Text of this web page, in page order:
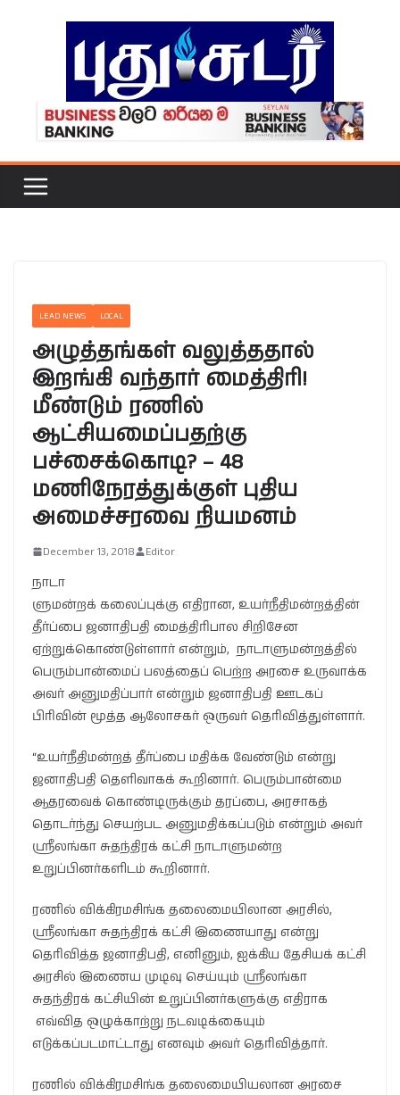
LEAD NEWS LOCAL
அழுத்தங்கள் வலுத்ததால்
இறங்கி வந்தார் மைத்திரி!
மீண்டும் ரணில்
ஆட்சியமைப்பதற்கு
பச்சைக்கொடி? – 48
மணிநேரத்துக்குள் புதிய
அமைச்சரவை நியமனம்
December 13, 2018 Editor
நாடா
ளுமன்றக் கலைப்புக்கு எதிரான, உயர்நீதிமன்றத்தின்
தீர்ப்பை ஜனாதிபதி மைத்திரிபால சிறிசேன
ஏற்றுக்கொண்டுள்ளார் என்றும், நாடாளுமன்றத்தில்
பெரும்பான்மைப் பலத்தைப் பெற்ற அரசை உருவாக்க
அவர் அனுமதிப்பார் என்றும் ஜனாதிபதி ஊடகப்
பிரிவின் மூத்த ஆலோசகர் ஒருவர் தெரிவித்துள்ளார்.
“உயர்நீதிமன்றத் தீர்ப்பை மதிக்க வேண்டும் என்று
ஜனாதிபதி தெளிவாகக் கூறினார். பெரும்பான்மை
ஆதரவைக் கொண்டிருக்கும் தரப்பை, அரசாகத்
தொடர்ந்து செயற்பட அனுமதிக்கப்படும் என்றும் அவர்
ஸ்ரீலங்கா சுதந்திரக் கட்சி நாடாளுமன்ற
உறுப்பினர்களிடம் கூறினார்.
ரணில் விக்கிரமசிங்க தலைமையிலான அரசில்,
ஸ்ரீலங்கா சுதந்திரக் கட்சி இணையாது என்று
தெரிவித்த ஜனாதிபதி, எனினும், ஐக்கிய தேசியக் கட்சி
அரசில் இணைய முடிவு செய்யும் ஸ்ரீலங்கா
சுதந்திரக் கட்சியின் உறுப்பினர்களுக்கு எதிராக
எவ்வித ஒழுக்காற்று நடவடிக்கையும்
எடுக்கப்படமாட்டாது எனவும் அவர் தெரிவித்தார்.
ரணில் விக்கிரமசிங்க தலைமையியலான அரசை